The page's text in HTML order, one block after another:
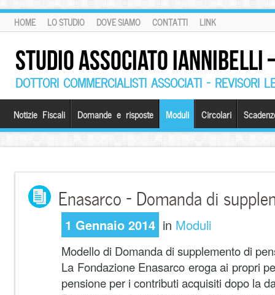
HOME LO STUDIO DOVE SIAMO CONTATTI LINK
STUDIO ASSOCIATO
DOTTORI COMMERCIALISTI ASSOCIATI – REVISORI
Notizie Fiscali Domande e risposte Moduli Circolari
Enasarco – Domanda di
1 Gennaio 2014 in Moduli
Modello di Domanda di supplemento di
La Fondazione Enasarco eroga ai propri
pensione per i contributi acquisiti dopo la